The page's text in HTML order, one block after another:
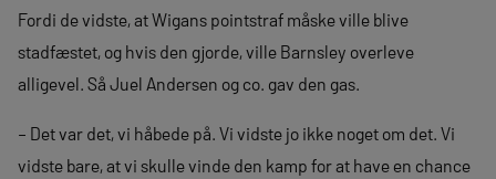
Fordi de vidste, at Wigans pointstraf måske ville blive
stadfæstet, og hvis den gjorde, ville Barnsley overleve
alligevel. Så Juel Andersen og co. gav den gas.
– Det var det, vi håbede på. Vi vidste jo ikke noget om det. Vi
vidste bare, at vi skulle vinde den kamp for at have en chance